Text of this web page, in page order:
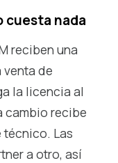
cuesta nada
reciben una
de
la licencia al
cambio recibe
técnico. Las
a otro, así